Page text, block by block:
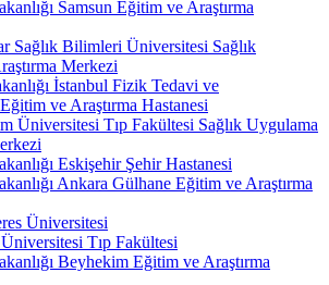
Samsun Eğitim ve Araştırma
Sağlık Bilimleri Üniversitesi Sağlık
Merkezi
İstanbul Fizik Tedavi ve
ve Araştırma Hastanesi
Üniversitesi Tıp Fakültesi Sağlık Uygulama
Eskişehir Şehir Hastanesi
Ankara Gülhane Eğitim ve Araştırma
Üniversitesi
Tıp Fakültesi
Beyhekim Eğitim ve Araştırma